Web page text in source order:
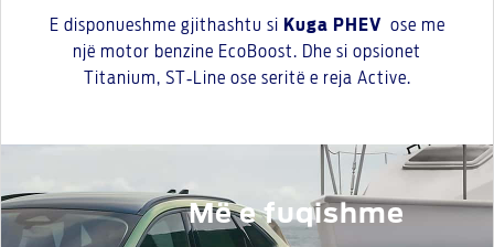
E disponueshme gjithashtu si Kuga PHEV ose me
një motor benzine EcoBoost. Dhe si opsionet
Titanium, ST‑Line ose seritë e reja Active.
Më e fuqishme